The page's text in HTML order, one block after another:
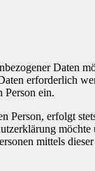
Daten
erforderlich
Person ein.
Person, erfolgt
mittels